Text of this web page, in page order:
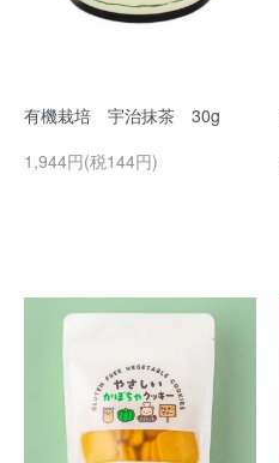
有機栽培 宇治抹茶 30g
1,944円(税144円)